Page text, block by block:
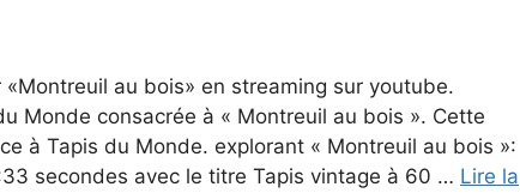
au bois» en streaming sur youtube.
Monde consacrée à « Montreuil au bois ». Cette
à Tapis du Monde. explorant « Montreuil au bois »:
secondes avec le titre Tapis vintage à 60 … Lire la